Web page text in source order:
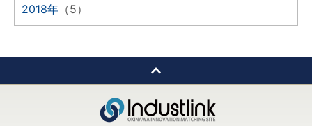
2018年 （5）